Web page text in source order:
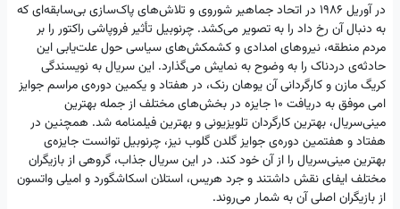
در آوریل ۱۹۸۶ در اتحاد جماهیر شوروی و تلاش‌های پاک‌سازی بی‌سابقه‌ای که
به دنبال آن رخ داد را به تصویر می‌کشد. چرنوبیل تأثیر فروپاشی راکتور را بر
مردم منطقه، نیروهای امدادی و کشمکش‌های سیاسی حول علت‌یابی این
حادثه‌ی دردناک را به ‌وضوح به نمایش می‌گذارد. این سریال به نویسندگی
کریگ مازن و کارگردانی آن یوهان رنک، در هفتاد و یکمین دوره‌ی مراسم جوایز
امی موفق به دریافت ۱۰ جایزه در بخش‌های مختلف از جمله بهترین
مینی‌سریال، بهترین کارگردان تلویزیونی و بهترین فیلمنامه شد. همچنین در
هفتاد و هفتمین دوره‌ی جوایز گلدن گلوب نیز، چرنوبیل توانست جایزه‌ی
بهترین مینی‌سریال را از آن خود کند. در این سریال جذاب، گروهی از بازیگران
مختلف ایفای نقش داشتند و جرد هریس، استلان اسکاشگورد و امیلی واتسون
از بازیگران اصلی آن به‌ شمار می‌روند.